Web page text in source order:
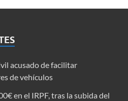
acusado de facilitar
de vehículos
en el IRPF, tras la subida del